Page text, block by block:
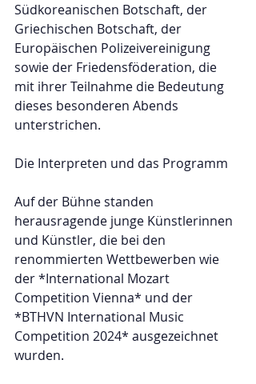
Südkoreanischen Botschaft, der
Griechischen Botschaft, der
Europäischen Polizeivereinigung
sowie der Friedensföderation, die
mit ihrer Teilnahme die Bedeutung
dieses besonderen Abends
unterstrichen.
Die Interpreten und das Programm
Auf der Bühne standen
herausragende junge Künstlerinnen
und Künstler, die bei den
renommierten Wettbewerben wie
der *International Mozart
Competition Vienna* und der
*BTHVN International Music
Competition 2024* ausgezeichnet
wurden.